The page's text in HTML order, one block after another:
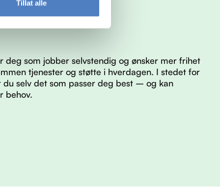
Tillat alle
deg som jobber selvstendig og ønsker mer frihet
tjenester og støtte i hverdagen. I stedet for
du selv det som passer deg best – og kan
behov.